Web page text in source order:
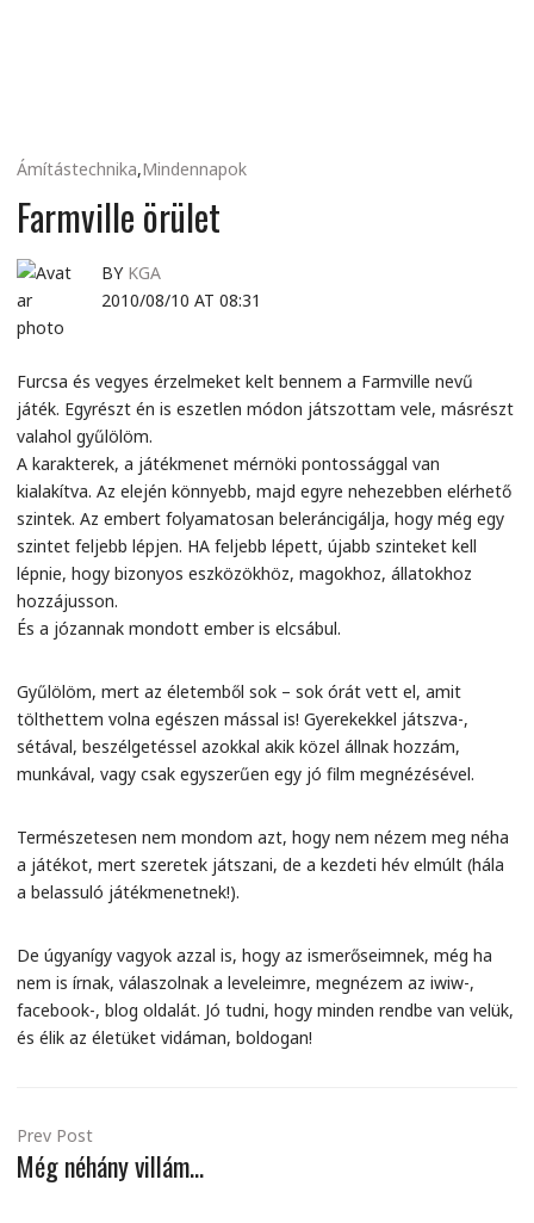
Ámítástechnika,Mindennapok
Farmville örület
BY KGA
2010/08/10 AT 08:31
Furcsa és vegyes érzelmeket kelt bennem a Farmville nevű
játék. Egyrészt én is eszetlen módon játszottam vele, másrészt
valahol gyűlölöm.
A karakterek, a játékmenet mérnöki pontossággal van
kialakítva. Az elején könnyebb, majd egyre nehezebben elérhető
szintek. Az embert folyamatosan beleráncigálja, hogy még egy
szintet feljebb lépjen. HA feljebb lépett, újabb szinteket kell
lépnie, hogy bizonyos eszközökhöz, magokhoz, állatokhoz
hozzájusson.
És a józannak mondott ember is elcsábul.
Gyűlölöm, mert az életemből sok – sok órát vett el, amit
tölthettem volna egészen mással is! Gyerekekkel játszva-,
sétával, beszélgetéssel azokkal akik közel állnak hozzám,
munkával, vagy csak egyszerűen egy jó film megnézésével.
Természetesen nem mondom azt, hogy nem nézem meg néha
a játékot, mert szeretek játszani, de a kezdeti hév elmúlt (hála
a belassuló játékmenetnek!).
De úgyanígy vagyok azzal is, hogy az ismerőseimnek, még ha
nem is írnak, válaszolnak a leveleimre, megnézem az iwiw-,
facebook-, blog oldalát. Jó tudni, hogy minden rendbe van velük,
és élik az életüket vidáman, boldogan!
Prev Post
Még néhány villám…